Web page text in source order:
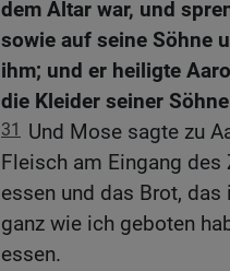
dem Altar war, und
sowie auf seine Söhne
ihm; und er heiligte
die Kleider seiner
31 Und Mose sagte zu
Fleisch am Eingang
essen und das Brot,
ganz wie ich geboten
essen.